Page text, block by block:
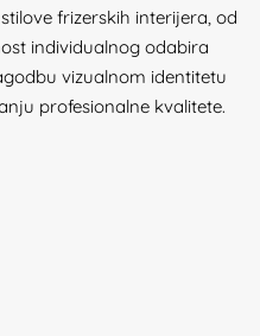
frizerskih interijera, od
individualnog odabira
vizualnom identitetu
profesionalne kvalitete.